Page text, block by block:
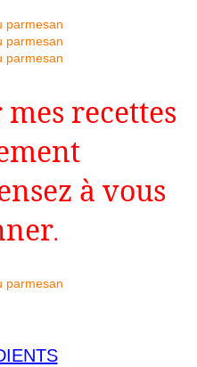
recettes
à vous
.